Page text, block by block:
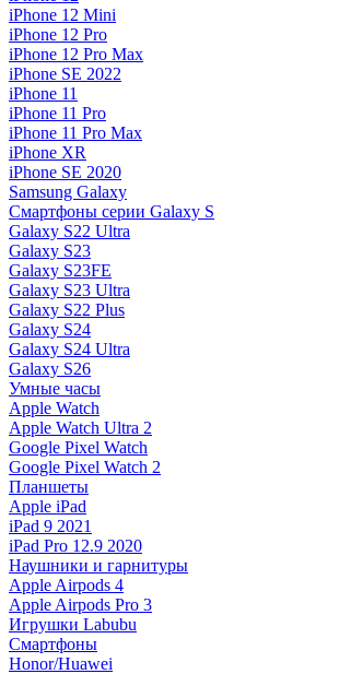
iPhone 12 Mini
iPhone 12 Pro
iPhone 12 Pro Max
iPhone SE 2022
iPhone 11
iPhone 11 Pro
iPhone 11 Pro Max
iPhone XR
iPhone SE 2020
Samsung Galaxy
Смартфоны серии Galaxy S
Galaxy S22 Ultra
Galaxy S23
Galaxy S23FE
Galaxy S23 Ultra
Galaxy S22 Plus
Galaxy S24
Galaxy S24 Ultra
Galaxy S26
Умные часы
Apple Watch
Apple Watch Ultra 2
Google Pixel Watch
Google Pixel Watch 2
Планшеты
Apple iPad
iPad 9 2021
iPad Pro 12.9 2020
Наушники и гарнитуры
Apple Airpods 4
Apple Airpods Pro 3
Игрушки Labubu
Смартфоны
Honor/Huawei